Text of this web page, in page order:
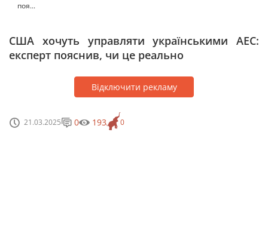
поя...
США хочуть управляти українськими АЕС:
експерт пояснив, чи це реально
Відключити рекламу
21.03.2025 0
0 193